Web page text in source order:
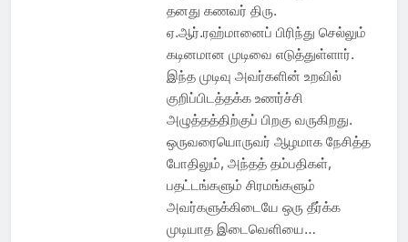
தனது கணவர் திரு.
ஏ.ஆர்.ரஹ்மானைப் பிரிந்து செல்லும்
கடினமான முடிவை எடுத்துள்ளார்.
இந்த முடிவு அவர்களின் உறவில்
குறிப்பிடத்தக்க உணர்ச்சி
அழுத்தத்திற்குப் பிறகு வருகிறது.
ஒருவரையொருவர் ஆழமாக நேசித்த
போதிலும், அந்தத் தம்பதிகள்,
பதட்டங்களும் சிரமங்களும்
அவர்களுக்கிடையே ஒரு தீர்க்க
முடியாத இடைவெளியை…